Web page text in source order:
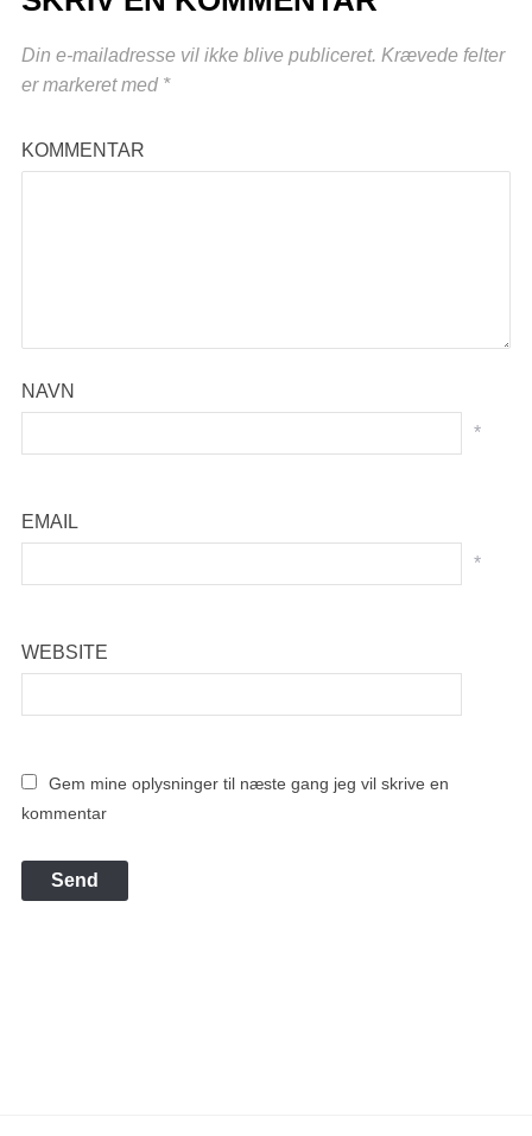
Din e-mailadresse vil ikke blive publiceret. Krævede felter
er markeret med *
KOMMENTAR
NAVN
*
EMAIL
*
WEBSITE
Gem mine oplysninger til næste gang jeg vil skrive en
kommentar